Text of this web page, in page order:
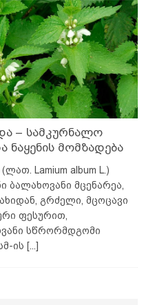
– სამკურნალო
ნაყენის მომზადება
Lamium album L.)
ბალახოვანი მცენარეა,
გრძელი, მცოცავი
ფესურით,
სწრორმდგომი
ის [...]